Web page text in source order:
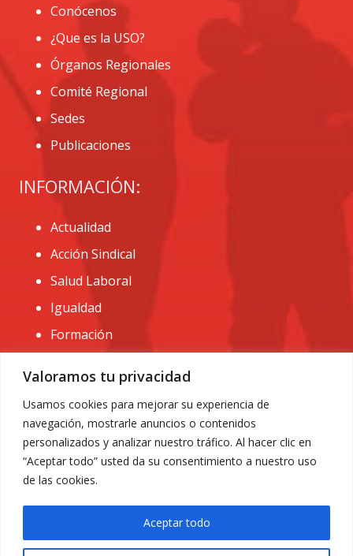
Valoramos tu privacidad
Usamos cookies para mejorar su experiencia de
navegación, mostrarle anuncios o contenidos
personalizados y analizar nuestro tráfico. Al hacer clic en
“Aceptar todo” usted da su consentimiento a nuestro uso
de las cookies.
Aceptar todo
Conócenos
¿Que es la USO?
Órganos Regionales
Comité Regional
Sedes
Publicaciones
INFORMACIÓN:
Actualidad
Acción Sindical
Salud Laboral
Igualdad
Formación
CONTACTO:
administracion@usomurcia.org
968 25 01 20
C/ Huerto de las bombas nº6. 30009 Murcia